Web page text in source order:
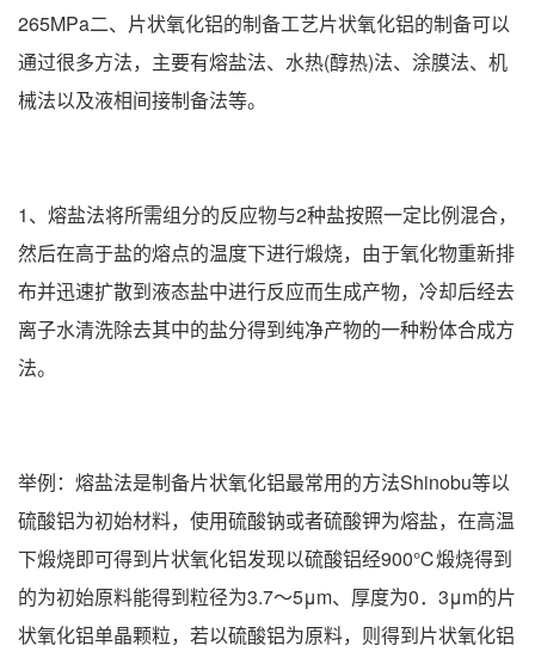
265MPa二、片状氧化铝的制备工艺片状氧化铝的制备可以
通过很多方法，主要有熔盐法、水热(醇热)法、涂膜法、机
械法以及液相间接制备法等。
1、熔盐法将所需组分的反应物与2种盐按照一定比例混合，
然后在高于盐的熔点的温度下进行煅烧，由于氧化物重新排
布并迅速扩散到液态盐中进行反应而生成产物，冷却后经去
离子水清洗除去其中的盐分得到纯净产物的一种粉体合成方
法。
举例：熔盐法是制备片状氧化铝最常用的方法Shinobu等以
硫酸铝为初始材料，使用硫酸钠或者硫酸钾为熔盐，在高温
下煅烧即可得到片状氧化铝发现以硫酸铝经900℃煅烧得到
的为初始原料能得到粒径为3.7～5μm、厚度为0．3μm的片
状氧化铝单晶颗粒，若以硫酸铝为原料，则得到片状氧化铝